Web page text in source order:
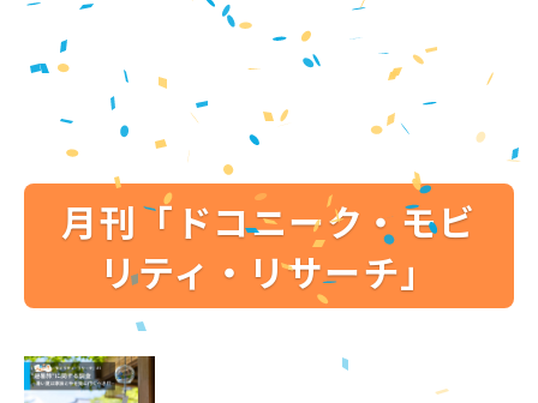
月刊「ドコニーク・モビ
リティ・リサーチ」